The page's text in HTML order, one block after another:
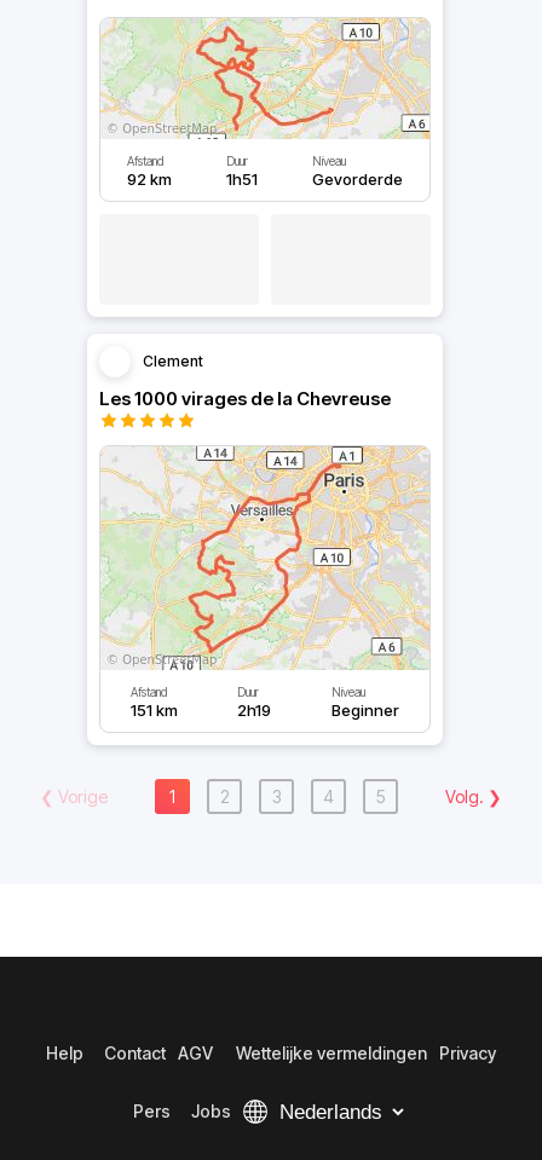
Afstand
92 km
Duur
1h51
Niveau
Gevorderde
Clement
Les 1000 virages de la Chevreuse
Afstand
151 km
Duur
2h19
Niveau
Beginner
❮ Vorige 1 2 3 4 5 Volg. ❯
Help Contact AGV Wettelijke vermeldingen Privacy
Pers Jobs